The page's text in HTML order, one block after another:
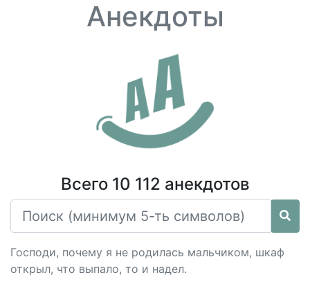
Анекдоты
Всего 10 112 анекдотов
Господи, почему я не родилась мальчиком, шкаф
открыл, что выпало, то и надел.